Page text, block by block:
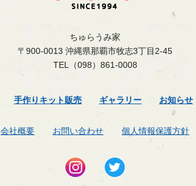
ちゅらうみ家
〒900-0013 沖縄県那覇市牧志3丁目2-45
TEL（098）861-0008
手作りキット販売 ギャラリー お知らせ
会社概要 お問い合わせ 個人情報保護方針